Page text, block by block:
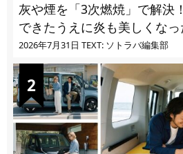
灰や煙を「3次燃焼」で解
できたうえに炎も美しくな
2026年7月31日 TEXT: ソトラバ編集部